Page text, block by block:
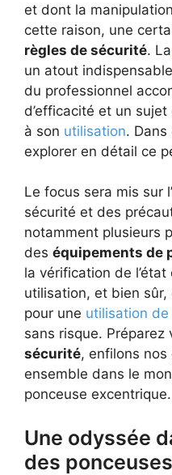
et dont la
cette raison, une
règles de sécurité. La
un atout
du professionnel
d’efficacité et un
à son utilisation.
explorer en détail ce
Le focus sera mis sur
sécurité et des
notamment plusieurs
des équipements de
la vérification de
utilisation, et bien
pour une utilisation
sans risque. Préparez
sécurité, enfilons
ensemble dans le
ponceuse excentrique.
Une odyssée
des